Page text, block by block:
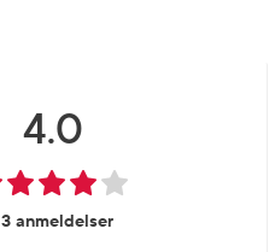
4.0
3 anmeldelser